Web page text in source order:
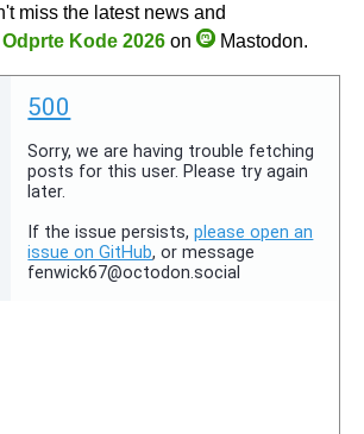
miss the latest news and
Kode 2026 on Mastodon.